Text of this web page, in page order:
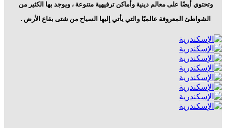
وتحتوي أيضًا على معالم دينية وأماكن ترفيهية متنوعة ، ويوجد بها الكثير من
الشواطئ المعروفة عالميًا والتي يأتي إليها السياح من شتى بقاع الأرض .